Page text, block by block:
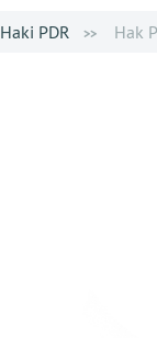
Haki PDR Hak